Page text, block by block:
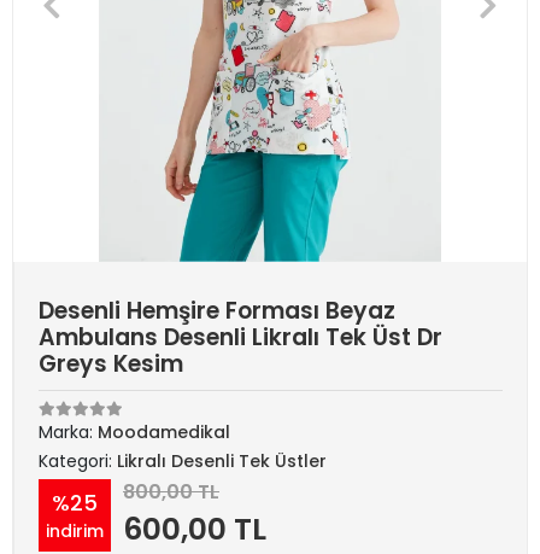
Desenli Hemşire Forması Beyaz
Ambulans Desenli Likralı Tek Üst Dr
Greys Kesim
Marka: Moodamedikal
Kategori: Likralı Desenli Tek Üstler
%25
indirim
800,00 TL
600,00 TL